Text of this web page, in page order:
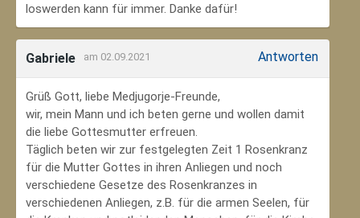
loswerden kann für immer. Danke dafür!
Gabriele am 02.09.2021 Antworten
Grüß Gott, liebe Medjugorje-Freunde,
wir, mein Mann und ich beten gerne und wollen damit
die liebe Gottesmutter erfreuen.
Täglich beten wir zur festgelegten Zeit 1 Rosenkranz
für die Mutter Gottes in ihren Anliegen und noch
verschiedene Gesetze des Rosenkranzes in
verschiedenen Anliegen, z.B. für die armen Seelen, für